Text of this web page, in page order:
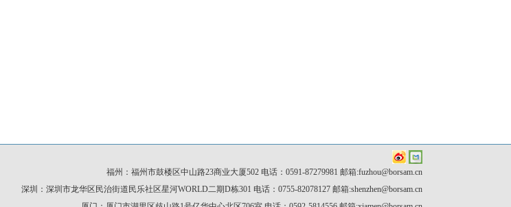
福州：福州市鼓楼区中山路23商业大厦502 电话：0591-87279981 邮箱:fuzhou@borsam.cn
深圳：深圳市龙华区民治街道民乐社区星河WORLD二期D栋301 电话：0755-82078127 邮箱:shenzhen@borsam.cn